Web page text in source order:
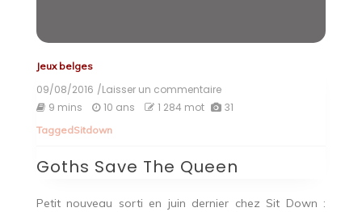
Jeux belges
09/08/2016 /Laisser un commentaireon
Goths
9 mins 10 ans 1 284 mot 31
TaggedSitdown
Goths Save The Queen
Petit nouveau sorti en juin dernier chez Sit Down :